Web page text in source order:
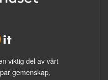
viktig del av vårt
gemenskap,